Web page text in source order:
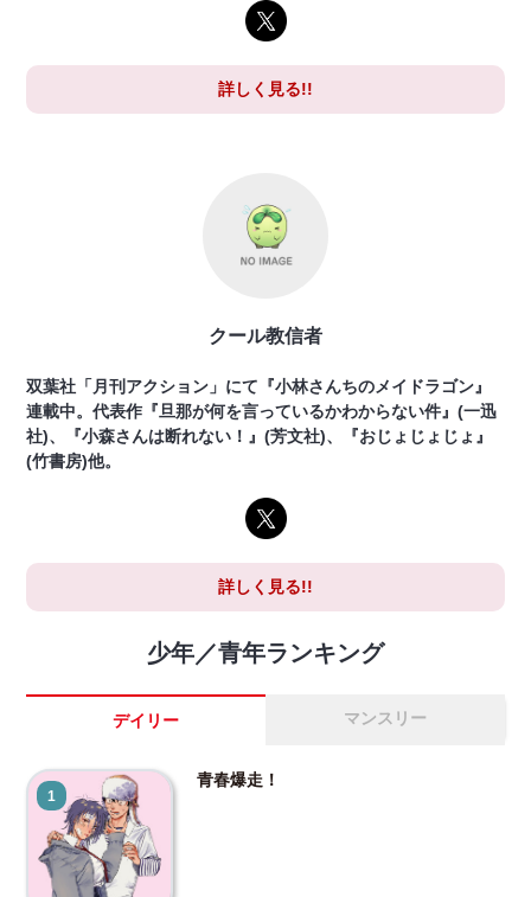
詳しく見る!!
クール教信者
双葉社「月刊アクション」にて『小林さんちのメイドラゴン』
連載中。代表作『旦那が何を言っているかわからない件』(一迅
社)、『小森さんは断れない！』(芳文社)、『おじょじょじょ』
(竹書房)他。
詳しく見る!!
少年／青年ランキング
デイリー マンスリー
1
青春爆走！